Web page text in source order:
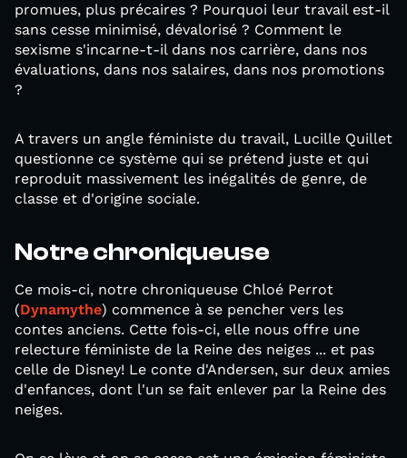
promues, plus précaires ? Pourquoi leur travail est-il
sans cesse minimisé, dévalorisé ? Comment le
sexisme s'incarne-t-il dans nos carrière, dans nos
évaluations, dans nos salaires, dans nos promotions
?
A travers un angle féministe du travail, Lucille Quillet
questionne ce système qui se prétend juste et qui
reproduit massivement les inégalités de genre, de
classe et d'origine sociale.
Notre chroniqueuse
Ce mois-ci, notre chroniqueuse Chloé Perrot
(Dynamythe) commence à se pencher vers les
contes anciens. Cette fois-ci, elle nous offre une
relecture féministe de la Reine des neiges ... et pas
celle de Disney! Le conte d'Andersen, sur deux amies
d'enfances, dont l'un se fait enlever par la Reine des
neiges.